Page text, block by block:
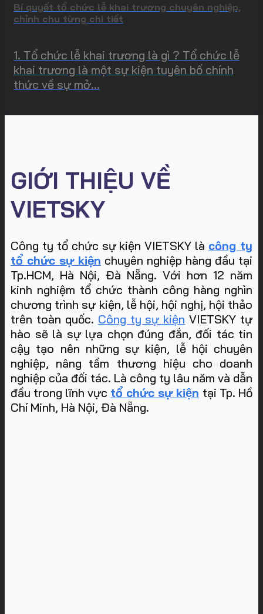
Bí quyết tổ chức lễ khai trương chuyên nghiệp,
chỉnh chu từng chi tiết
1. Tổ chức lễ khai trương là gì ? Tổ chức lễ
khai trương là một sự kiện tuyên bố chính
thức về sự mở...
GIỚI THIỆU VỀ
VIETSKY
Công ty tổ chức sự kiện VIETSKY là công ty
tổ chức sự kiện chuyên nghiệp hàng đầu tại
Tp.HCM, Hà Nội, Đà Nẵng. Với hơn 12 năm
kinh nghiệm tổ chức thành công hàng nghìn
chương trình sự kiện, lễ hội, hội nghị, hội thảo
trên toàn quốc. Công ty sự kiện VIETSKY tự
hào sẽ là sự lựa chọn đúng đắn, đối tác tin
cậy tạo nên những sự kiện, lễ hội chuyên
nghiệp, nâng tầm thương hiệu cho doanh
nghiệp của đối tác. Là công ty lâu năm và dẫn
đầu trong lĩnh vực tổ chức sự kiện tại Tp. Hồ
Chí Minh, Hà Nội, Đà Nẵng.